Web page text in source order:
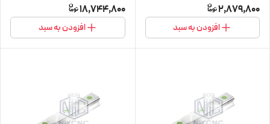
2,879,800
افزودن به سبد
18,744,800
افزودن به سبد